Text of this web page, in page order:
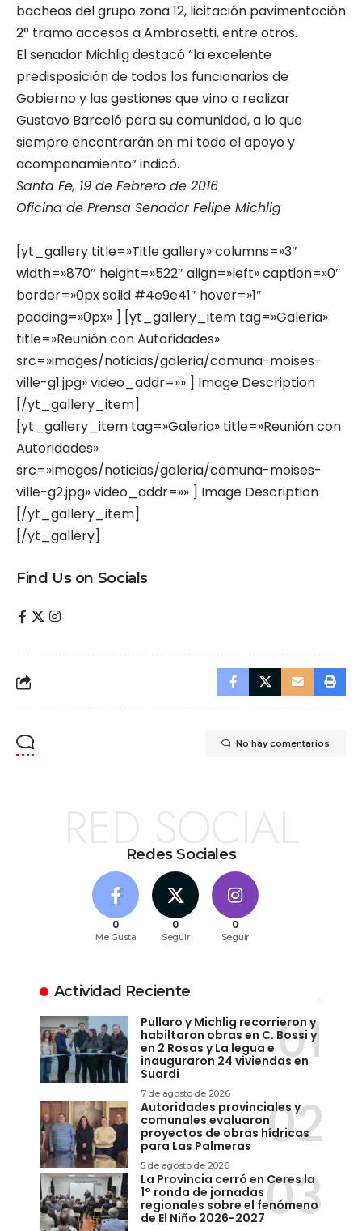
bacheos del grupo zona 12, licitación pavimentación
2° tramo accesos a Ambrosetti, entre otros.
El senador Michlig destacó “la excelente
predisposición de todos los funcionarios de
Gobierno y las gestiones que vino a realizar
Gustavo Barceló para su comunidad, a lo que
siempre encontrarán en mí todo el apoyo y
acompañamiento” indicó.
Santa Fe, 19 de Febrero de 2016
Oficina de Prensa Senador Felipe Michlig
[yt_gallery title=»Title gallery» columns=»3″
width=»870″ height=»522″ align=»left» caption=»0″
border=»0px solid #4e9e41″ hover=»1″
padding=»0px» ] [yt_gallery_item tag=»Galeria»
title=»Reunión con Autoridades»
src=»images/noticias/galeria/comuna-moises-
ville-g1.jpg» video_addr=»» ] Image Description
[/yt_gallery_item]
[yt_gallery_item tag=»Galeria» title=»Reunión con
Autoridades»
src=»images/noticias/galeria/comuna-moises-
ville-g2.jpg» video_addr=»» ] Image Description
[/yt_gallery_item]
[/yt_gallery]
Find Us on Socials
No hay comentarios
Redes Sociales
RED SOCIAL
0
Me Gusta
0
Seguir
0
Seguir
Actividad Reciente
Pullaro y Michlig recorrieron y
habiltaron obras en C. Bossi y
en 2 Rosas y La legua e
inauguraron 24 viviendas en
Suardi
7 de agosto de 2026
Autoridades provinciales y
comunales evaluaron
proyectos de obras hídricas
para Las Palmeras
5 de agosto de 2026
La Provincia cerró en Ceres la
1° ronda de jornadas
regionales sobre el fenómeno
de El Niño 2026-2027